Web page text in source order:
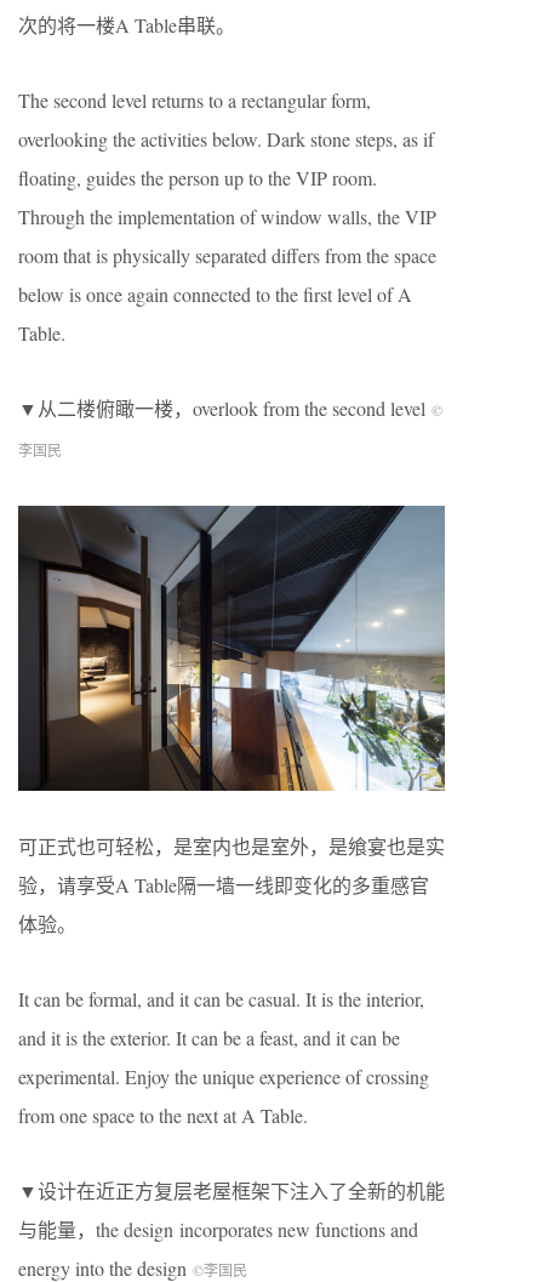
次的将一楼A Table串联。
The second level returns to a rectangular form,
overlooking the activities below. Dark stone steps, as if
floating, guides the person up to the VIP room.
Through the implementation of window walls, the VIP
room that is physically separated differs from the space
below is once again connected to the first level of A
Table.
▼从二楼俯瞰一楼，overlook from the second level ©
李国民
可正式也可轻松，是室内也是室外，是飨宴也是实
验，请享受A Table隔一墙一线即变化的多重感官
体验。
It can be formal, and it can be casual. It is the interior,
and it is the exterior. It can be a feast, and it can be
experimental. Enjoy the unique experience of crossing
from one space to the next at A Table.
▼设计在近正方复层老屋框架下注入了全新的机能
与能量，the design incorporates new functions and
energy into the design ©李国民